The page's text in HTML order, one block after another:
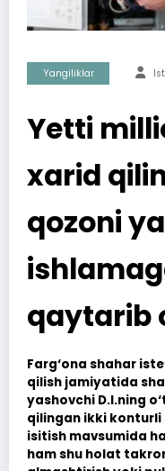
Yangiliklar
Yetti
xarid
qozoni
qaytarib
Farg‘ona shahar
qilish jamiyatida
yashovchi D.I.ning
qilingan ikki konturli
isitish mavsumida
ham shu holat